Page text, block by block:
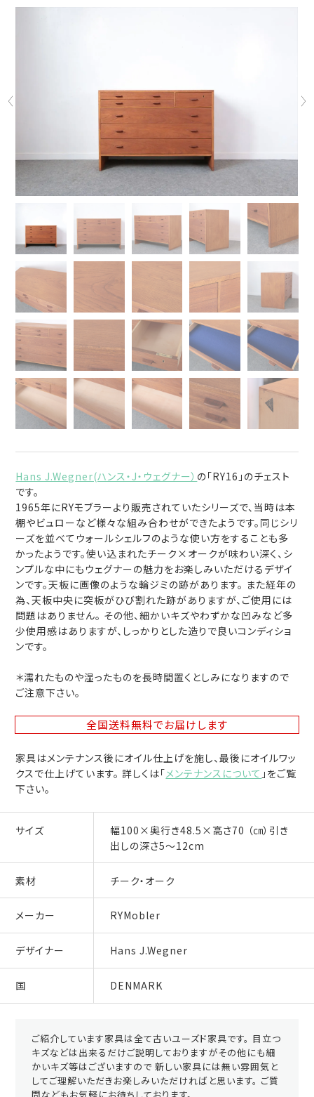
Hans J.Wegner(ハンス・J・ウェグナー） の「RY16」のチェスト
です。
1965年にRYモブラーより販売されていたシリーズで、当時は本
棚やビュローなど様々な組み合わせができたようです。同じシリ
ーズを並べてウォールシェルフのような使い方をすることも多
かったようです。使い込まれたチーク×オークが味わい深く、シ
ンプルな中にもウェグナーの魅力をお楽しみいただけるデザイ
ンです。天板に画像のような輪ジミの跡があります。 また経年の
為、天板中央に突板がひび割れた跡がありますが、ご使用には
問題はありません。 その他、細かいキズやわずかな凹みなど多
少使用感はありますが、しっかりとした造りで良いコンディショ
ンです。
＊濡れたものや湿ったものを長時間置くとしみになりますので
ご注意下さい。
全国送料無料でお届けします
家具はメンテナンス後にオイル仕上げを施し、最後にオイルワッ
クスで仕上げています。 詳しくは「メンテナンスについて 」をご覧
下さい。
サイズ
幅100×奥行き48.5×高さ70 （㎝）引き
出しの深さ5～12cm
素材 チーク・オーク
メーカー RYMobler
デザイナー Hans J.Wegner
国 DENMARK
ご紹介しています家具は全て古いユーズド家具です。 目立つ
キズなどは出来るだけご説明しておりますがその他にも細
かいキズ等はございますので 新しい家具には無い雰囲気と
してご理解いただきお楽しみいただければと思います。 ご質